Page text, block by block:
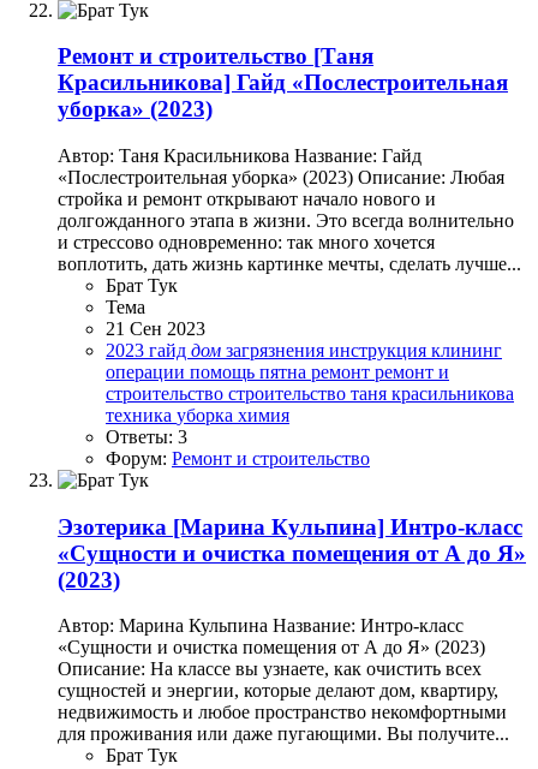
Ремонт и строительство [Таня
Красильникова] Гайд «Послестроительная
уборка» (2023)
Автор: Таня Красильникова Название: Гайд
«Послестроительная уборка» (2023) Описание: Любая
стройка и ремонт открывают начало нового и
долгожданного этапа в жизни. Это всегда волнительно
и стрессово одновременно: так много хочется
воплотить, дать жизнь картинке мечты, сделать лучше...
Брат Тук
Тема
21 Сен 2023
2023 гайд дом загрязнения инструкция клининг
операции помощь пятна ремонт ремонт и
строительство строительство таня красильникова
техника уборка химия
Ответы: 3
Форум: Ремонт и строительство
Эзотерика [Марина Кульпина] Интро-класс
«Сущности и очистка помещения от А до Я»
(2023)
Автор: Марина Кульпина Название: Интро-класс
«Сущности и очистка помещения от А до Я» (2023)
Описание: На классе вы узнаете, как очистить всех
сущностей и энергии, которые делают дом, квартиру,
недвижимость и любое пространство некомфортными
для проживания или даже пугающими. Вы получите...
Брат Тук